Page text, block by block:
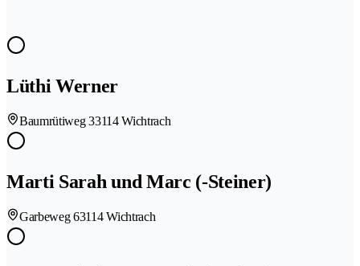
Lüthi Werner
Baumrütiweg 33114 Wichtrach
Marti Sarah und Marc (-Steiner)
Garbeweg 63114 Wichtrach